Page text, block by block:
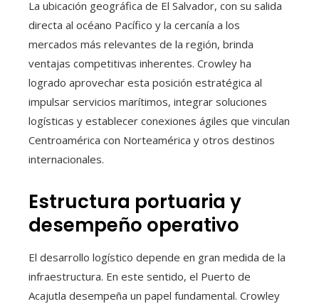
La ubicación geográfica de El Salvador, con su salida
directa al océano Pacífico y la cercanía a los
mercados más relevantes de la región, brinda
ventajas competitivas inherentes. Crowley ha
logrado aprovechar esta posición estratégica al
impulsar servicios marítimos, integrar soluciones
logísticas y establecer conexiones ágiles que vinculan
Centroamérica con Norteamérica y otros destinos
internacionales.
Estructura portuaria y
desempeño operativo
El desarrollo logístico depende en gran medida de la
infraestructura. En este sentido, el Puerto de
Acajutla desempeña un papel fundamental. Crowley